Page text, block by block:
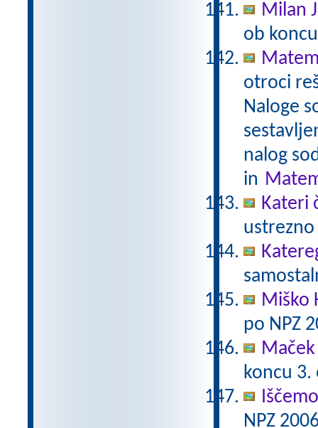
Milan
ob
otroci
Naloge
nalog
in
Kateri
Miško
po NPZ
koncu
NPZ